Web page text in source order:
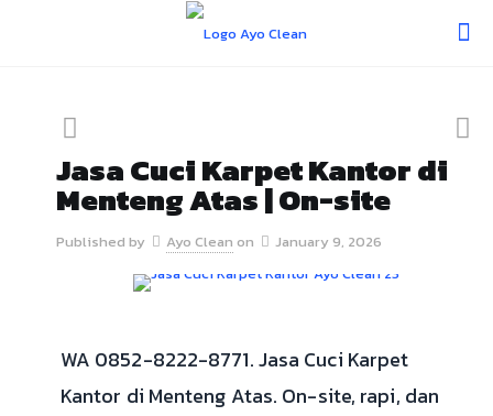
Jasa Cuci Karpet Kantor di
Menteng Atas | On-site
Published by Ayo Clean on January 9, 2026
WA 0852-8222-8771. Jasa Cuci Karpet
Kantor di Menteng Atas. On-site, rapi, dan